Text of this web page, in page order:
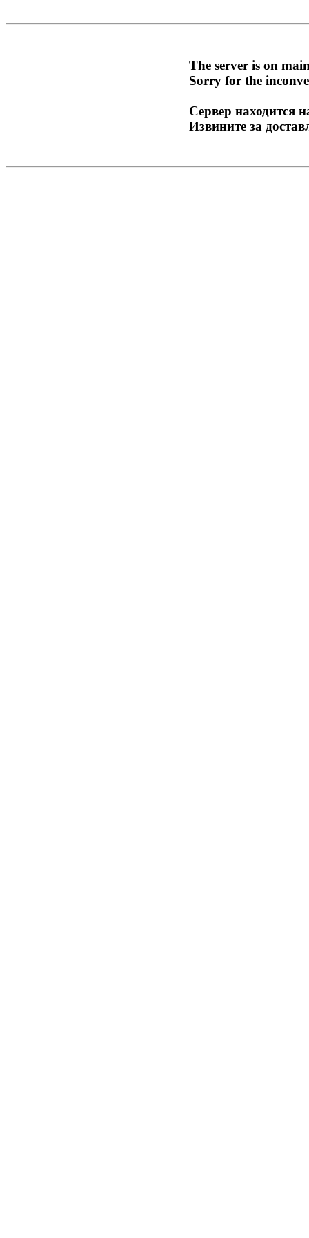
The server is on
Sorry for the
Сервер находится
Извините за